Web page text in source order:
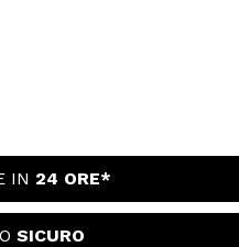
IN 24 ORE*
SICURO